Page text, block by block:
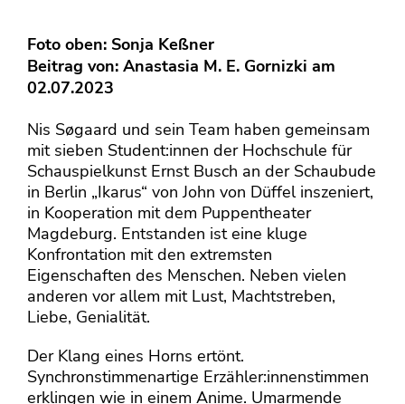
Foto oben: Sonja Keßner
Beitrag von: Anastasia M. E. Gornizki am
02.07.2023
Nis Søgaard und sein Team haben gemeinsam
mit sieben Student:innen der Hochschule für
Schauspielkunst Ernst Busch an der Schaubude
in Berlin „Ikarus“ von John von Düffel inszeniert,
in Kooperation mit dem Puppentheater
Magdeburg. Entstanden ist eine kluge
Konfrontation mit den extremsten
Eigenschaften des Menschen. Neben vielen
anderen vor allem mit Lust, Machtstreben,
Liebe, Genialität.
Der Klang eines Horns ertönt.
Synchronstimmenartige Erzähler:innenstimmen
erklingen wie in einem Anime. Umarmende